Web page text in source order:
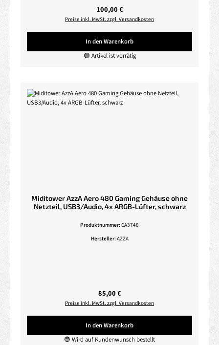
Regulärer Preis:
100,00 €
Preise inkl. MwSt. zzgl. Versandkosten
In den Warenkorb
🟢 Artikel ist vorrätig
Miditower AzzA Aero 480 Gaming Gehäuse ohne
Netzteil, USB3/Audio, 4x ARGB-Lüfter, schwarz
Produktnummer:CA3748
Hersteller:AZZA
Regulärer Preis:
85,00 €
Preise inkl. MwSt. zzgl. Versandkosten
In den Warenkorb
🔵 Wird auf Kundenwunsch bestellt